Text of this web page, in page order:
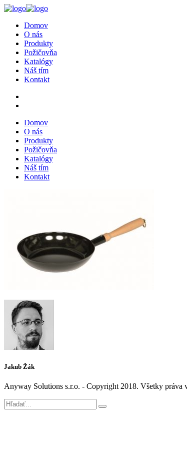
Domov
O nás
Produkty
Požičovňa
Katalógy
Náš tím
Kontakt
Domov
O nás
Produkty
Požičovňa
Katalógy
Náš tím
Kontakt
Jakub Žák
Anyway Solutions s.r.o. - Copyright 2018. Všetky práva